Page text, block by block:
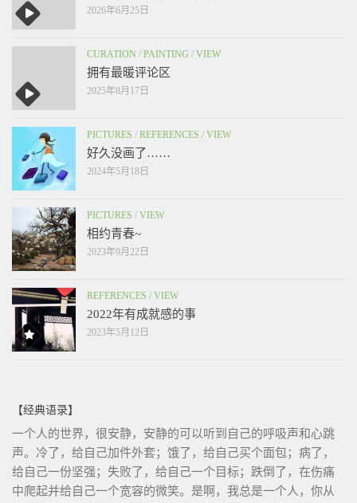
2026年6月25日
CURATION / PAINTING / VIEW
拥有最暖评论区
2025年8月17日
PICTURES / REFERENCES / VIEW
好久没画了……
2024年5月18日
PICTURES / VIEW
相约青春~
2023年9月22日
REFERENCES / VIEW
2022年有成就感的事
2023年5月12日
【经典语录】
一个人的世界，很安静，安静的可以听到自己的呼吸声和心跳
声。冷了，给自己加件外套；饿了，给自己买个面包；病了，
给自己一份坚强；失败了，给自己一个目标；跌倒了，在伤痛
中爬起并给自己一个宽容的微笑。是啊，我总是一个人，你从